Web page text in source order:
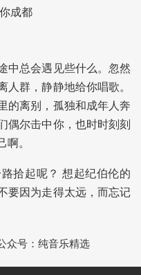
成都
中总会遇见些什么。忽然
人群，静静地给你唱歌。
的离别，孤独和成年人奔
偶尔击中你，也时时刻刻
啊。
拾起呢？ 想起纪伯伦的
要因为走得太远，而忘记
众号：纯音乐精选